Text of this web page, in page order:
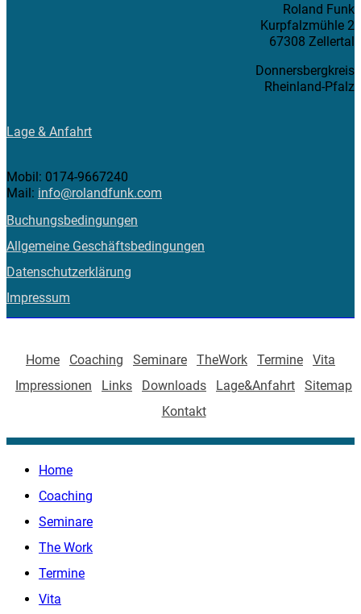
Roland Funk
Kurpfalzmühle 2
67308 Zellertal
Donnersbergkreis
Rheinland-Pfalz
Lage & Anfahrt
Mobil: 0174-9667240
Mail: info@rolandfunk.com
Buchungsbedingungen
Allgemeine Geschäftsbedingungen
Datenschutzerklärung
Impressum
Home Coaching Seminare TheWork Termine
Vita
Impressionen
Links Downloads Lage&Anfahrt
Sitemap
Kontakt
Home
Coaching
Seminare
The Work
Termine
Vita